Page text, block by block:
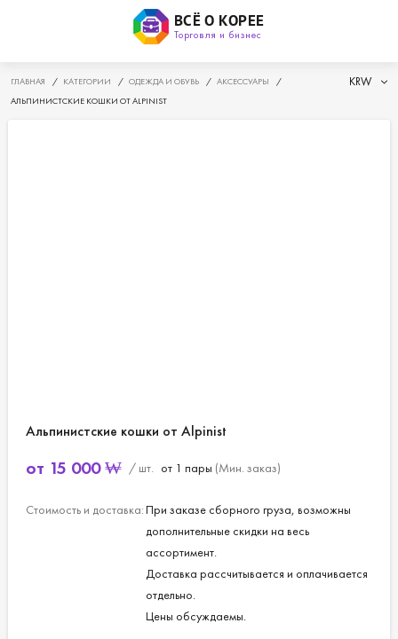
ВСЁ О КОРЕЕ
Торговля и бизнес
ГЛАВНАЯ / КАТЕГОРИИ / ОДЕЖДА И ОБУВЬ / АКСЕССУАРЫ
/
АЛЬПИНИСТСКИЕ КОШКИ ОТ ALPINIST
KRW
Альпинистские кошки от Alpinist
от 15 000 ₩ / шт. от 1 пары (Мин. заказ)
Стоимость и доставка:При заказе сборного груза, возможны
дополнительные скидки на весь
ассортимент.
Доставка рассчитывается и оплачивается
отдельно.
Цены обсуждаемы.